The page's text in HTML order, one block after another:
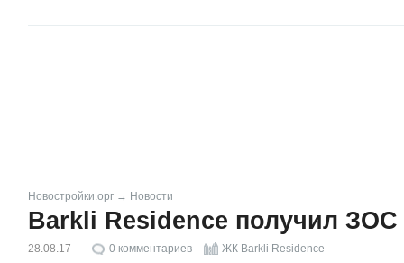
Новостройки.орг → Новости
Barkli Residence получил ЗОС
28.08.17 0 комментариев ЖК Barkli Residence